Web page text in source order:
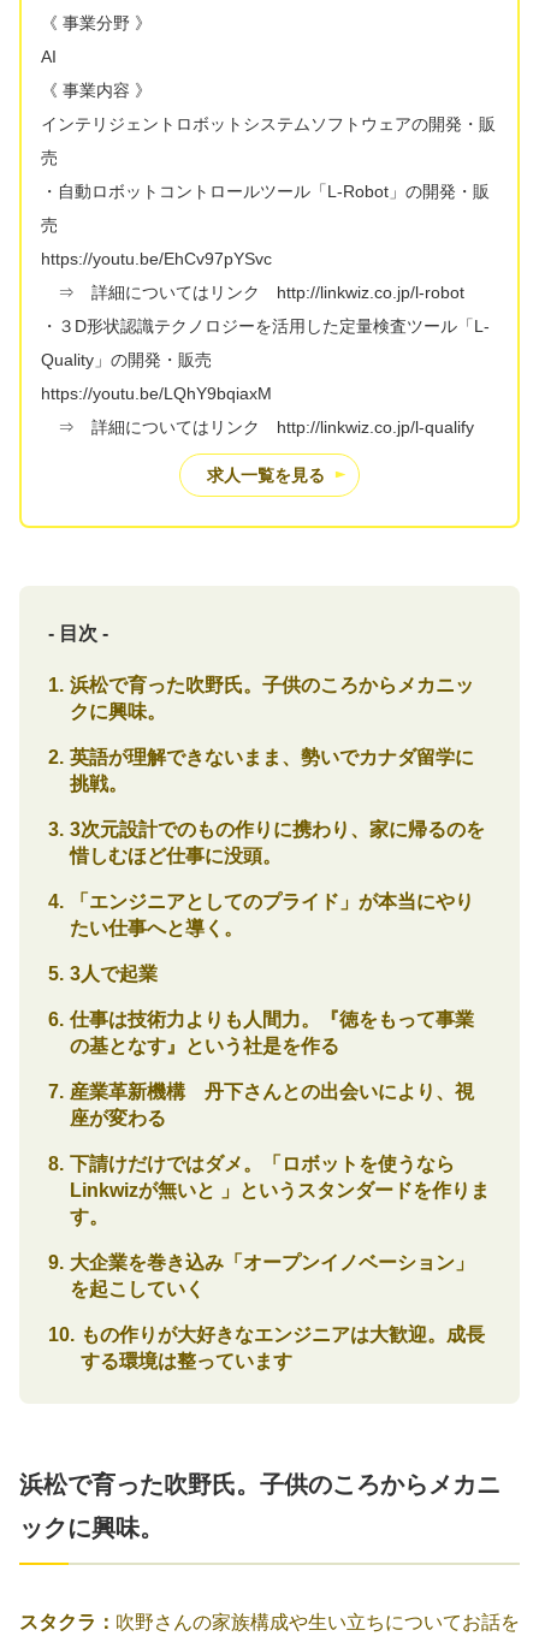
《 事業分野 》
AI
《 事業内容 》
インテリジェントロボットシステムソフトウェアの開発・販
売
・自動ロボットコントロールツール「L-Robot」の開発・販
売
https://youtu.be/EhCv97pYSvc
⇒ 詳細についてはリンク http://linkwiz.co.jp/l-robot
・３D形状認識テクノロジーを活用した定量検査ツール「L-
Quality」の開発・販売
https://youtu.be/LQhY9bqiaxM
⇒ 詳細についてはリンク http://linkwiz.co.jp/l-qualify
求人一覧を見る
- 目次 -
浜松で育った吹野氏。子供のころからメカニッ
クに興味。
英語が理解できないまま、勢いでカナダ留学に
挑戦。
3次元設計でのもの作りに携わり、家に帰るのを
惜しむほど仕事に没頭。
「エンジニアとしてのプライド」が本当にやり
たい仕事へと導く。
3人で起業
仕事は技術力よりも人間力。『徳をもって事業
の基となす』という社是を作る
産業革新機構 丹下さんとの出会いにより、視
座が変わる
下請けだけではダメ。「ロボットを使うなら
Linkwizが無いと 」というスタンダードを作りま
す。
大企業を巻き込み「オープンイノベーション」
を起こしていく
もの作りが大好きなエンジニアは大歓迎。成長
する環境は整っています
浜松で育った吹野氏。子供のころからメカニ
ックに興味。
スタクラ： 吹野さんの家族構成や生い立ちについてお話を